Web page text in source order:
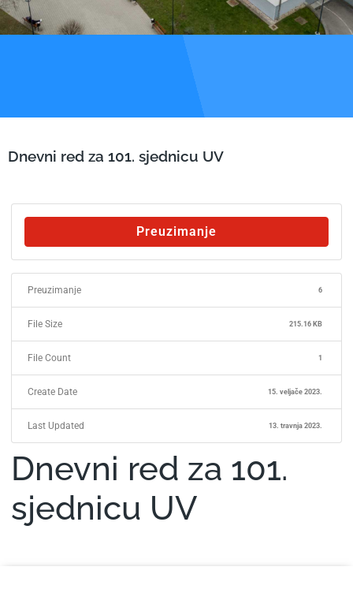
Dnevni red za 101. sjednicu UV
Preuzimanje
Preuzimanje 6
File Size 215.16 KB
File Count 1
Create Date 15. veljače 2023.
Last Updated 13. travnja 2023.
Dnevni red za 101.
sjednicu UV